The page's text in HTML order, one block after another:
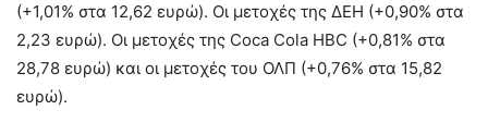
(+1,01% στα 12,62 ευρώ). Οι μετοχές της ΔΕΗ (+0,90% στα
2,23 ευρώ). Οι μετοχές της Coca Cola HBC (+0,81% στα
28,78 ευρώ) και οι μετοχές του ΟΛΠ (+0,76% στα 15,82
ευρώ).